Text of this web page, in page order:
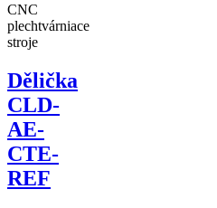
CNC
plechtvárniace
stroje
Dělička
CLD-
AE-
CTE-
REF